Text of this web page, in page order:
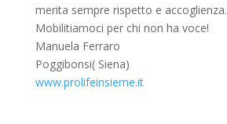
merita sempre rispetto e accoglienza.
Mobilitiamoci per chi non ha voce!
Manuela Ferraro
Poggibonsi( Siena)
www.prolifeinsieme.it